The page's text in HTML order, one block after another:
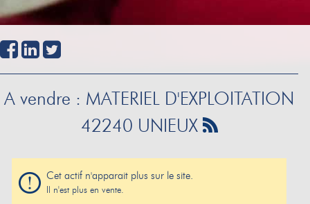
A vendre : MATERIEL D'EXPLOITATION
42240 UNIEUX
Cet actif n'apparait plus sur le site.
Il n'est plus en vente.